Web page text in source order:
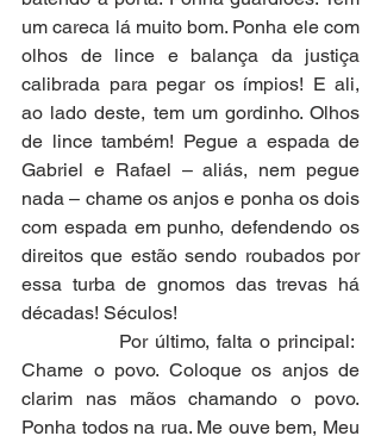
um careca lá muito bom. Ponha ele com
olhos de lince e balança da justiça
calibrada para pegar os ímpios! E ali,
ao lado deste, tem um gordinho. Olhos
de lince também! Pegue a espada de
Gabriel e Rafael – aliás, nem pegue
nada – chame os anjos e ponha os dois
com espada em punho, defendendo os
direitos que estão sendo roubados por
essa turba de gnomos das trevas há
décadas! Séculos!
Por último, falta o principal:
Chame o povo. Coloque os anjos de
clarim nas mãos chamando o povo.
Ponha todos na rua. Me ouve bem, Meu